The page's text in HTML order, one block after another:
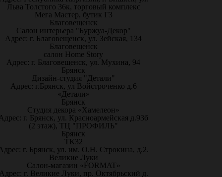
Льва Толстого 36к, торговый комплекс
Мега Мастер, бутик Г3
Благовещенск
Салон интерьера "Буржуа-Декор"
Адрес: г. Благовещенск, ул. Зейская, 134
Благовещенск
салон Home Story
Адрес: г. Благовещенск, ул. Мухина, 94
Брянск
Дизайн-студия "Детали"
Адрес: г.Брянск, ул Войстроченко д.6
«Детали»
Брянск
Студия декора «Хамелеон»
г. Брянск, ул. Красноармейская д.93б
(2 этаж), ТЦ "ПРОФИЛЬ"
Брянск
ТК32
г. Брянск, ул. им. О.Н. Строкина, д.2.
Великие Луки
Салон-магазин «FORMAT»
г. Великие Луки, пр. Октябрьский д.